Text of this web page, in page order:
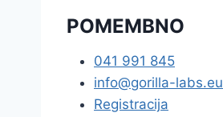
POMEMBNO
041 991 845
info@gorilla-labs.eu
Registracija